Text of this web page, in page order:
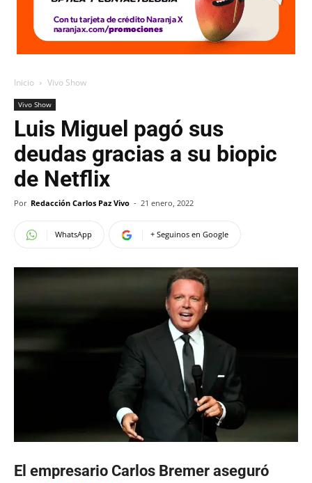
Inicio Vivo Show
Vivo Show
Luis Miguel pagó sus
deudas gracias a su biopic
de Netflix
Por Redacción Carlos Paz Vivo - 21 enero, 2022
WhatsApp + Seguinos en Google
El empresario Carlos Bremer aseguró